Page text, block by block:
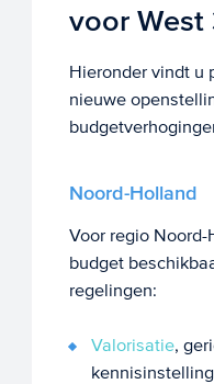
voor West
Hieronder vindt u
nieuwe
Noord-Holland
Voor regio
budget
regelingen:
Valorisatie,